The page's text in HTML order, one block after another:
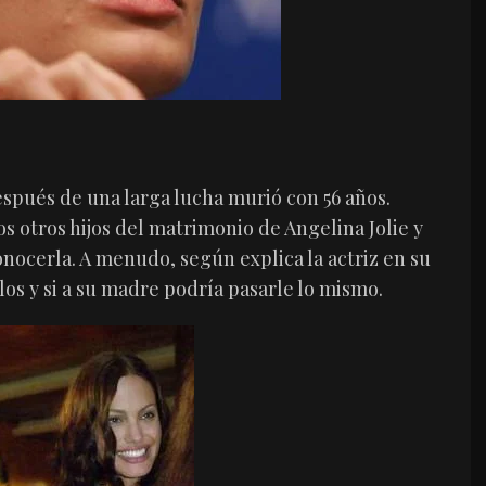
de una larga lucha murió con 56 años.
otros hijos del matrimonio de Angelina Jolie y
A menudo, según explica la actriz en su
y si a su madre podría pasarle lo mismo.